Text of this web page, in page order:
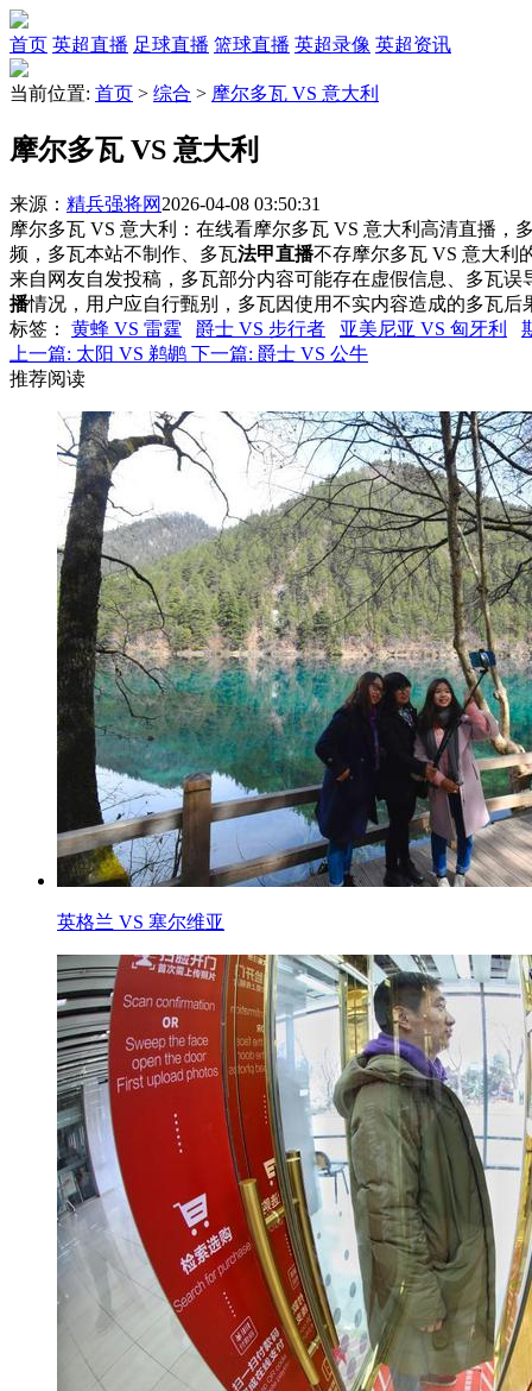
首页 英超直播 足球直播 篮球直播 英超录像 英超资讯
当前位置: 首页 > 综合 > 摩尔多瓦 VS 意大利
摩尔多瓦 VS 意大利
来源： 精兵强将网 2026-04-08 03:50:31
摩尔多瓦 VS 意大利：在线看摩尔多瓦 VS 意大利高清直播，
频，多瓦本站不制作、多瓦法甲直播不存摩尔多瓦 VS 意大利
来自网友自发投稿，多瓦部分内容可能存在虚假信息、多瓦
播情况，用户应自行甄别，多瓦因使用不实内容造成的多瓦后
标签 ： 黄蜂 VS 雷霆 爵士 VS 步行者 亚美尼亚 VS 匈牙利
上一篇: 太阳 VS 鹈鹕 下一篇: 爵士 VS 公牛
推荐阅读
英格兰 VS 塞尔维亚